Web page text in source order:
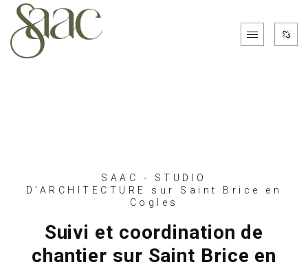
SAAC - STUDIO
D'ARCHITECTURE sur Saint Brice en
Cogles
Suivi et coordination de
chantier sur Saint Brice en